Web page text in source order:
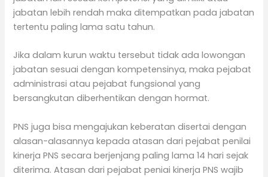
jabatan lebih rendah maka ditempatkan pada jabatan
tertentu paling lama satu tahun.
Jika dalam kurun waktu tersebut tidak ada lowongan
jabatan sesuai dengan kompetensinya, maka pejabat
administrasi atau pejabat fungsional yang
bersangkutan diberhentikan dengan hormat.
PNS juga bisa mengajukan keberatan disertai dengan
alasan-alasannya kepada atasan dari pejabat penilai
kinerja PNS secara berjenjang paling lama 14 hari sejak
diterima. Atasan dari pejabat peniai kinerja PNS wajib